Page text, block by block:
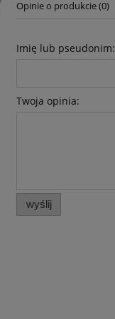
Cena regularna:
Najniższa cena:
Opinie o produkcie (0)
Imię lub pseudonim:
Twoja opinia:
wyślij